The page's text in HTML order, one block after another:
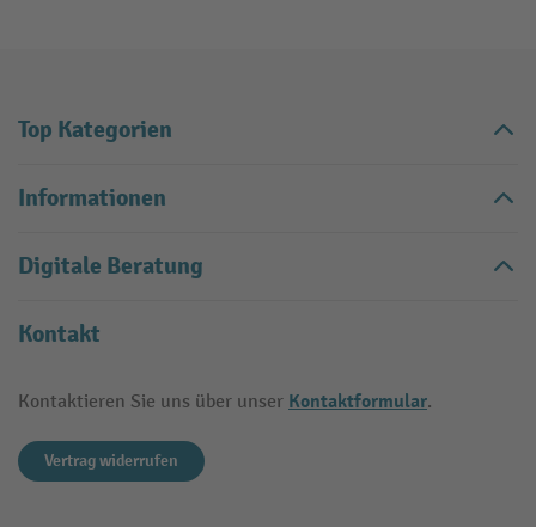
Top Kategorien
Informationen
Digitale Beratung
Kontakt
Kontaktieren Sie uns über unser Kontaktformular.
Vertrag widerrufen